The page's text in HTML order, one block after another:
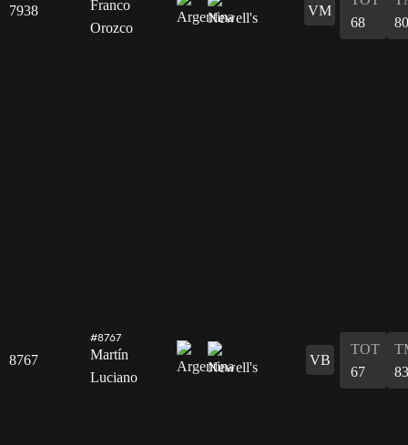
7938
Franco
Orozco
VM
68
80
8767
#8767
Martín
Luciano
VB
TOT
67
83